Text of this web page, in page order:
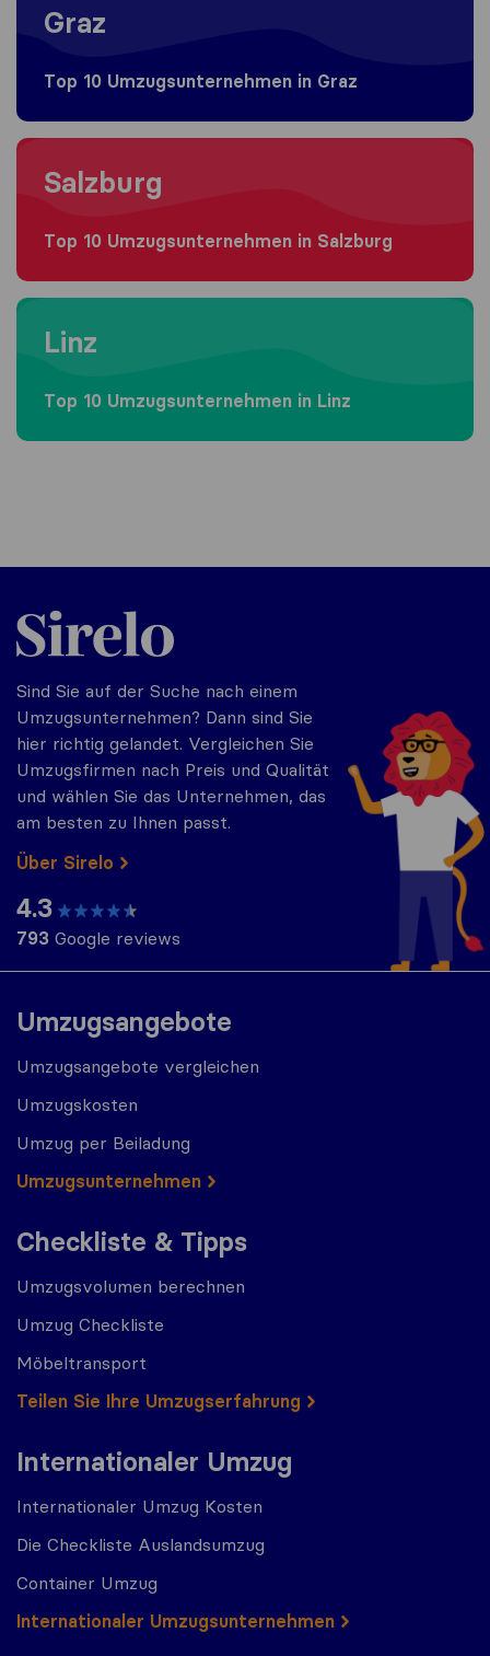
Graz
Top 10 Umzugs​unternehmen in Graz
Moving to Salzburg
Salzburg
Top 10 Umzugs​unternehmen in Salzburg
Moving to Linz
Linz
Top 10 Umzugs​unternehmen in Linz
Umzugsangebote
Umzugsangebote vergleichen
Umzugskosten
Umzug per Beiladung
Umzugs​​unternehmen
Checkliste & Tipps
Umzugsvolumen berechnen
Umzug Checkliste
Möbeltransport
Teilen Sie Ihre Umzugserfahrung
Internationaler Umzug
Internationaler Umzug Kosten
Die Checkliste Auslandsumzug
Container Umzug
Internationaler Umzugsunternehmen
Sirelo.at
Sind Sie auf der Suche nach einem
Umzugsunternehmen? Dann sind Sie
hier richtig gelandet. Vergleichen Sie
Umzugsfirmen nach Preis und Qualität
und wählen Sie das Unternehmen, das
am besten zu Ihnen passt.
Über Sirelo
4.3
793 Google reviews